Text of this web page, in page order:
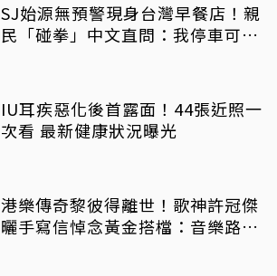
SJ始源無預警現身台灣早餐店！親
民「碰拳」中文直問：我停車可以
IU耳疾惡化後首露面！44張近照一
次看 最新健康狀況曝光
港樂傳奇黎彼得離世！歌神許冠傑
曬手寫信悼念黃金搭檔：音樂路上